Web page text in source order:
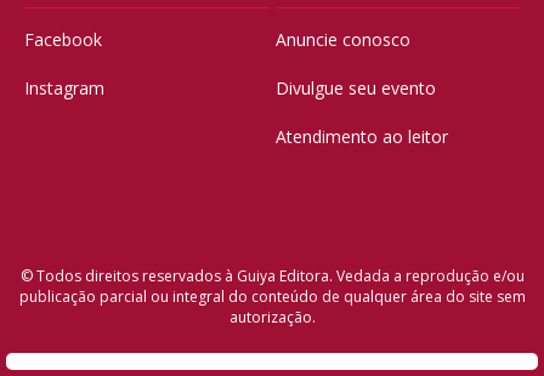
Facebook
Instagram
Anuncie conosco
Divulgue seu evento
Atendimento ao leitor
© Todos direitos reservados à Guiya Editora. Vedada a reprodução e/ou
publicação parcial ou integral do conteúdo de qualquer área do site sem
autorização.